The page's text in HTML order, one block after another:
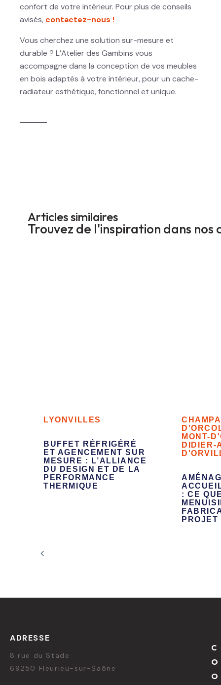
confort de votre intérieur. Pour plus de conseils
avisés, contactez-nous !
Vous cherchez une solution sur-mesure et
durable ? L’Atelier des Gambins vous
accompagne dans la conception de vos meubles
en bois adaptés à votre intérieur, pour un cache-
radiateur esthétique, fonctionnel et unique.
Articles similaires
Trouvez de l'inspiration dans nos
LYONVILLES
BUFFET RÉFRIGÉRÉ
ET AGENCEMENT SUR
MESURE : L’ALLIANCE
DU DESIGN ET DE LA
PERFORMANCE
THERMIQUE
D’OR
MONT-
DIDIER-
D'OR
: CE
ADRESSE
8 rue du Stade
69250 Fleurieu-sur-Saône
C
O
O